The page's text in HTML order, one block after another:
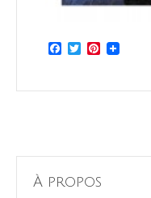
Facebook
TwitterPinterest
À propos